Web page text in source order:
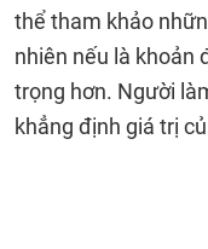
thể tham khảo
nhiên nếu là khoản
trọng hơn. Người
khẳng định giá trị